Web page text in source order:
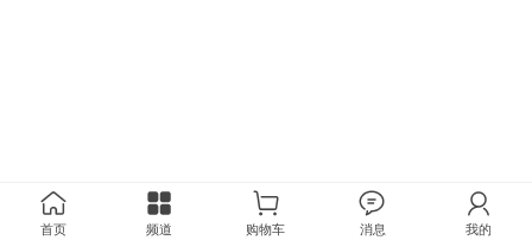
首页 频道 购物车 消息 我的